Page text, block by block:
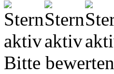
Bitte bewerten